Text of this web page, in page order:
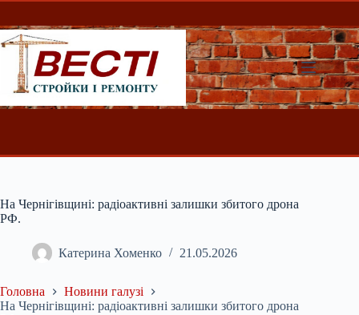
Перейти
вмісту
На Чернігівщині: радіоактивні залишки збитого дрона
РФ.
Катерина Хоменко 21.05.2026
Головна
Новини галузі
На Чернігівщині: радіоактивні залишки збитого дрона